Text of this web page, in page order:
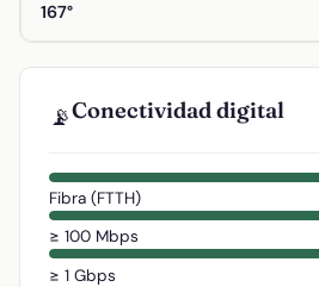
167°
📡Conectividad digital
Fibra (FTTH)
≥ 100 Mbps
≥ 1 Gbps